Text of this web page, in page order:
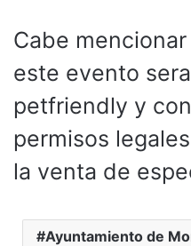
Cabe
este evento
petfriendly y
permisos
la venta de
Ayuntamiento de